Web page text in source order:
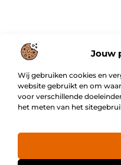
Jouw
Wij gebruiken cookies en
website gebruikt en om
voor verschillende
het meten van het